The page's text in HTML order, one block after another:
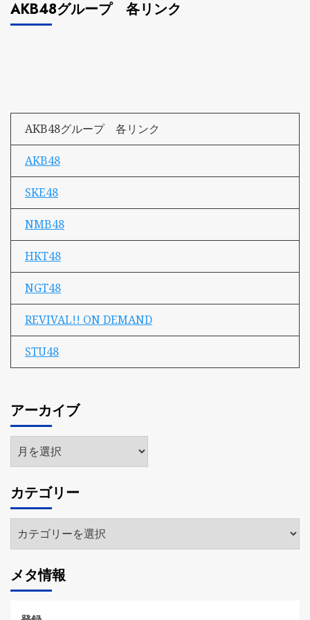
AKB48グループ 各リンク
AKB48グループ 各リンク
AKB48
SKE48
NMB48
HKT48
NGT48
REVIVAL!! ON DEMAND
STU48
アーカイブ
ア
ー
イ
ブ
カテゴリー
テ
リ
ー
メタ情報